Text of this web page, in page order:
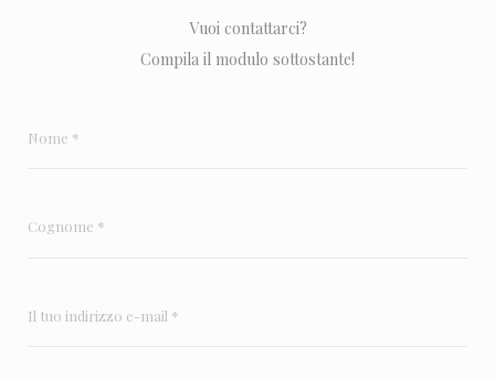
Vuoi contattarci?
Compila il modulo sottostante!